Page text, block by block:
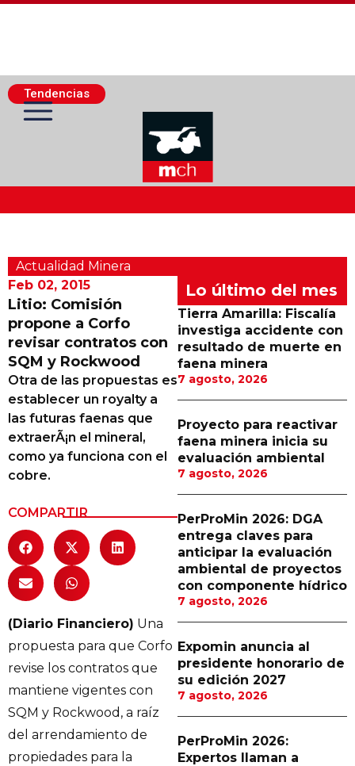
Tendencias
Actualidad Minera
Minería Superficie
Minerí­a Subterránea
Proveedores
Canal Digital
Columnas de Opinión
Designaciones
Revistas Digital
Siguenos
Actualidad Minera
Feb 02, 2015
Litio: Comisión
propone a Corfo
revisar contratos con
SQM y Rockwood
Otra de las propuestas es
establecer un royalty a
las futuras faenas que
extraerÃ¡n el mineral,
como ya funciona con el
cobre.
COMPARTIR
(Diario Financiero) Una
propuesta para que Corfo
revise los contratos que
mantiene vigentes con
SQM y Rockwood, a raíz
del arrendamiento de
propiedades para la
Lo último del mes
Tierra Amarilla: Fiscalía
investiga accidente con
resultado de muerte en
faena minera
7 agosto, 2026
Proyecto para reactivar
faena minera inicia su
evaluación ambiental
7 agosto, 2026
PerProMin 2026: DGA
entrega claves para
anticipar la evaluación
ambiental de proyectos
con componente hídrico
7 agosto, 2026
Expomin anuncia al
presidente honorario de
su edición 2027
7 agosto, 2026
PerProMin 2026:
Expertos llaman a